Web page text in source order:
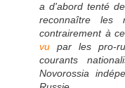
a d'abord tenté
reconnaître les
contrairement à
vu par les pro-
courants
Novorossia